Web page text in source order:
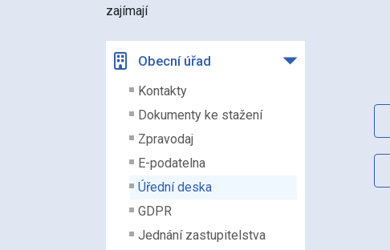
zajímají
Obecní úřad
Kontakty
Dokumenty ke stažení
Zpravodaj
E-podatelna
Úřední deska
GDPR
Jednání zastupitelstva